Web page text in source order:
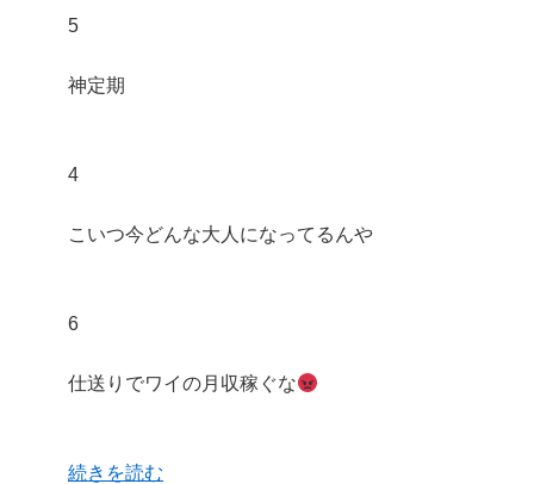
5
神定期
4
こいつ今どんな大人になってるんや
6
仕送りでワイの月収稼ぐな
続きを読む